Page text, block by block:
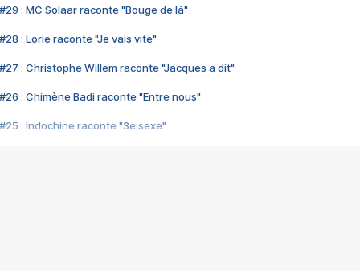
#29 : MC Solaar raconte "Bouge de là"
#28 : Lorie raconte "Je vais vite"
#27 : Christophe Willem raconte "Jacques a dit"
#26 : Chimène Badi raconte "Entre nous"
#25 : Indochine raconte "3e sexe"